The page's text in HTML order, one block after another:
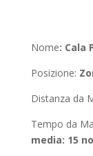
Nome: Cala
Posizione:
Distanza da
Tempo da
media: 15